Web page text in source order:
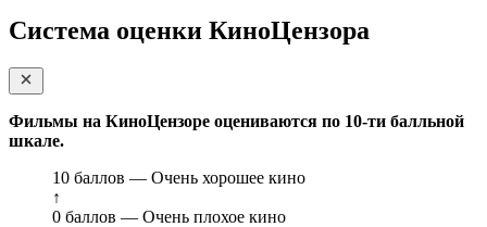
Система оценки КиноЦензора
Фильмы на КиноЦензоре оцениваются по 10-ти балльной
шкале.
10 баллов — Очень хорошее кино
↑
0 баллов — Очень плохое кино